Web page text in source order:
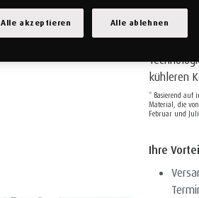
Zusätzlich
kühleren
* Basierend auf
Material, die
Februar und
Ihre
Alle ablehnen
Alle akzeptieren